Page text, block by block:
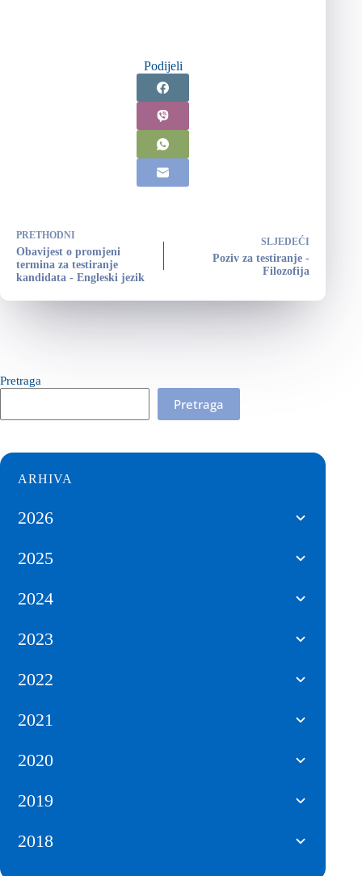
Podijeli
PRETHODNI
Obavijest o promjeni
termina za testiranje
kandidata - Engleski jezik
SLJEDEĆI
Poziv za testiranje -
Filozofija
Pretraga
Pretraga
ARHIVA
2026
2025
2024
2023
2022
2021
2020
2019
2018